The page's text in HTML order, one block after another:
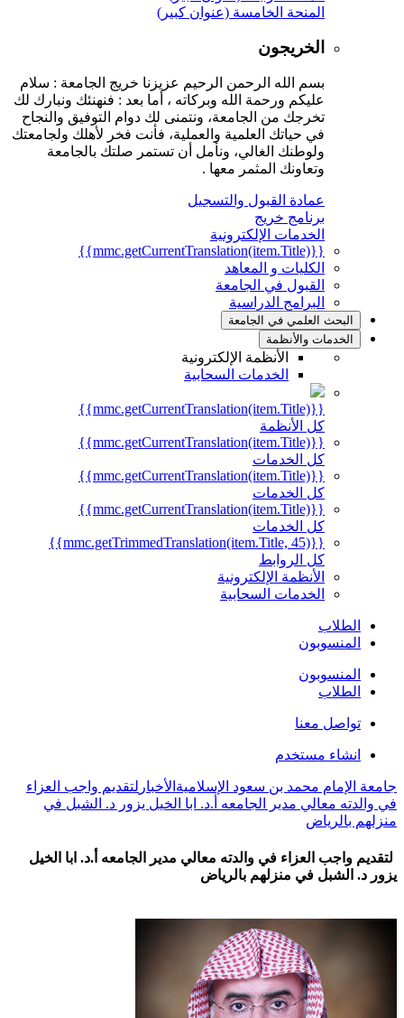
المنحة الخامسة (عنوان كبير)
الخريجون
بسم الله الرحمن الرحيم عزيزنا خريج الجامعة : سلام
عليكم ورحمة الله وبركاته ، أما بعد : فنهنئك ونبارك لك
تخرجك من الجامعة، ونتمنى لك دوام التوفيق والنجاح
في حياتك العلمية والعملية، فأنت فخر لأهلك ولجامعتك
ولوطنك الغالي، ونأمل أن تستمر صلتك بالجامعة
وتعاونك المثمر معها .
عمادة القبول والتسجيل
برنامج خريج
الخدمات الإلكترونية
{{mmc.getCurrentTranslation(item.Title)}}
الكليات و المعاهد
القبول في الجامعة
البرامج الدراسية
البحث العلمي في الجامعة
الخدمات والأنظمة
الأنظمة الإلكترونية
الخدمات السحابية
{{mmc.getCurrentTranslation(item.Title)}}
كل الأنظمة
{{mmc.getCurrentTranslation(item.Title)}}
كل الخدمات
{{mmc.getCurrentTranslation(item.Title)}}
كل الخدمات
{{mmc.getCurrentTranslation(item.Title)}}
كل الخدمات
{{mmc.getTrimmedTranslation(item.Title, 45)}}
كل الروابط
الأنظمة الإلكترونية
الخدمات السحابية
الطلاب
المنسوبون
المنسوبون
الطلاب
تواصل معنا
انشاء مستخدم
جامعة الإمام محمد بن سعود الإسلامية الأخبار لتقديم واجب العزاء
في والدته معالي مدير الجامعه أ.د. ابا الخيل يزور د. الشبل في
منزلهم بالرياض
لتقديم واجب العزاء في والدته معالي مدير الجامعه أ.د. ابا الخيل
يزور د. الشبل في منزلهم بالرياض